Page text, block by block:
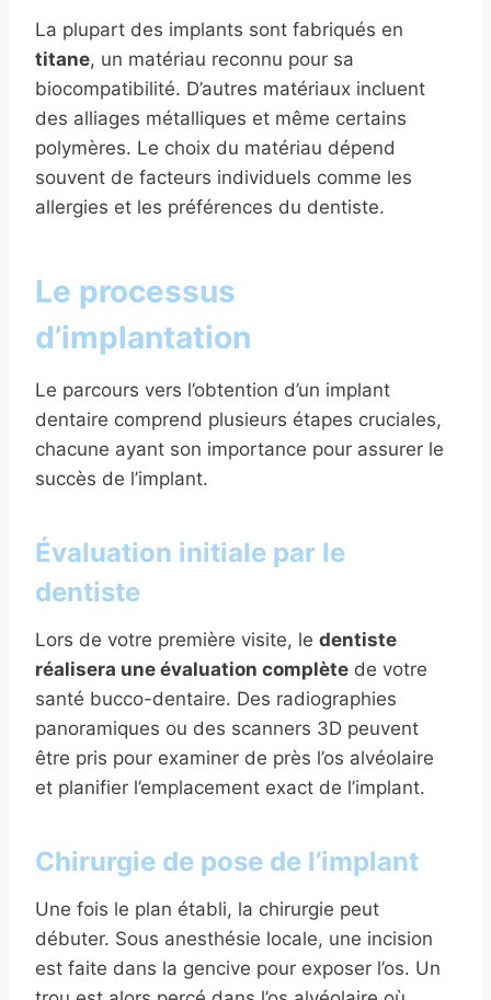
La plupart des implants sont fabriqués en
titane, un matériau reconnu pour sa
biocompatibilité. D’autres matériaux incluent
des alliages métalliques et même certains
polymères. Le choix du matériau dépend
souvent de facteurs individuels comme les
allergies et les préférences du dentiste.
Le processus
d’implantation
Le parcours vers l’obtention d’un implant
dentaire comprend plusieurs étapes cruciales,
chacune ayant son importance pour assurer le
succès de l’implant.
Évaluation initiale par le
dentiste
Lors de votre première visite, le dentiste
réalisera une évaluation complète de votre
santé bucco-dentaire. Des radiographies
panoramiques ou des scanners 3D peuvent
être pris pour examiner de près l’os alvéolaire
et planifier l’emplacement exact de l’implant.
Chirurgie de pose de l’implant
Une fois le plan établi, la chirurgie peut
débuter. Sous anesthésie locale, une incision
est faite dans la gencive pour exposer l’os. Un